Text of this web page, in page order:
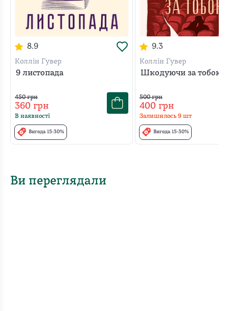
8.9
Коллін Гувер
9 листопада
450грн
360 грн
В наявності
Вигода 15-30%
9.3
Коллін Гувер
Шкодуючи за тобою
500грн
400грн
Залишилось 9шт
Вигода 15-30%
Ви переглядали